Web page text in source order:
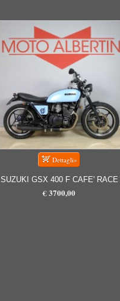
SUZUKI GSX 400 F CAFE' RACE
€ 3700,00